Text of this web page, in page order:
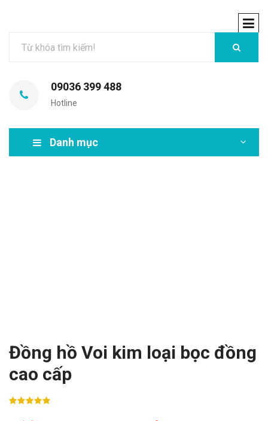
09036 399 488
Hotline
Danh mục
Đồng hồ Voi kim loại bọc đồng
cao cấp